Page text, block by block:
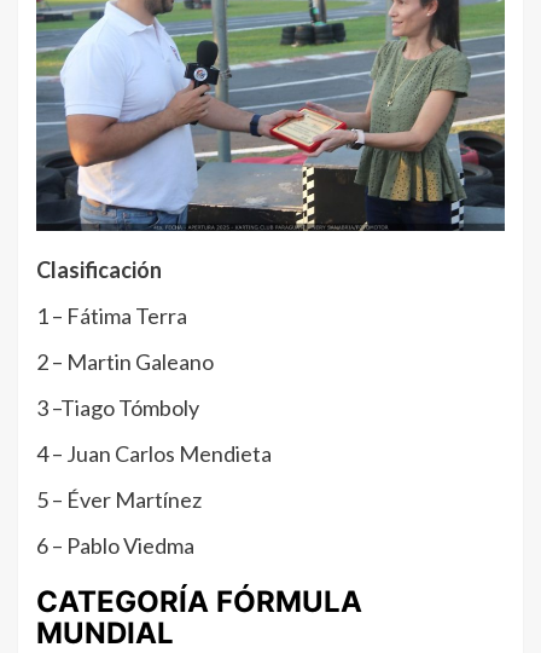
Clasificación
1 – Fátima Terra
2 – Martin Galeano
3 –Tiago Tómboly
4 – Juan Carlos Mendieta
5 – Éver Martínez
6 – Pablo Viedma
CATEGORÍA FÓRMULA
MUNDIAL